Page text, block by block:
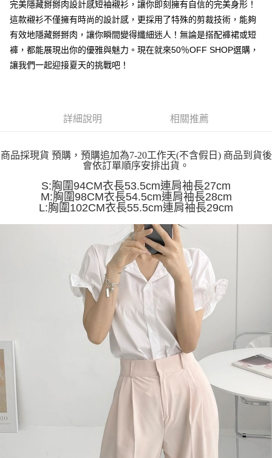
1.本服務由台灣大哥大提供，台灣大哥大用戶可立即使用無須另外申請。
2.付款方式選擇「大哥付你分期」，訂單成立後會自動跳轉到大哥付的交易
流程，驗證手機門號後，選擇欲分期的期數、繳款截止日，確認付款後即完
成交易。
3.實際核准額度、可分期數及費用金額請依後續交易確認頁面所載為準。
4.訂單成立30分鐘內，如未前往確認交易或遇審核未通過，訂單將自動取
【注意事項】
1.本服務係由「台灣大哥大股份有限公司」（以下簡稱本公司）所提供，讓
用戶於交易時，得透過本服務購買商品或服務，並由商店將買賣／分期付款
買賣價金債權讓與本公司後，依約使用本公司帳單繳交帳款。
2.基於同意付款使用「大哥付你分期」之契約關係目的，商店將以您的個人
資料（包含姓名、電話或地址）提供予台灣大哥大進項蒐集、處理及利用，
由本公司與您本人進行分期帳單所需資料之確認、核對及更正。
3.完整用戶服務條款，請詳閱以下連結： https://oppay.tw/userRule
AFTEE先享後付
相關說明
【關於「AFTEE先享後付」】
AFTEE先享後付是「在收到商品之後才付款」的支付方式。 讓您購物簡單
便利好安心！
１．簡單：不需註冊會員、不需綁卡、不需儲值。
１．於結帳方式選擇「AFTEE先享後付」後，將跳轉至「AFTEE先享後付」
３．收到繳費通知簡訊後14天內，點擊此簡訊中的連結，可透過四大超商／
ATM／網路銀行／等多元方式進行付款，方視為交易完成。
購買商品的店家。未經商家同意取消之訂單仍視為有效，需透過AFTEE先享
後付繳納相關費用。
※ 交易是否成功請以「AFTEE先享後付 」之結帳頁面顯示為準，若有關於
https://netprotections.freshdesk.com/support/home
１．透過由恩沛科技股份有限公司提供之「AFTEE先享後付」服務完成之交
易，需依本服務之必要範圍內提供個人資料，並將交易相關給付款項請求債
權轉讓予恩沛科技股份有限公司。
２．關於個人資料處理事宜，請瀏覽以下網址：
https://aftee.tw/terms/#terms3
３．未成年的使用者請事先徵得法定代理人或監護人之同意方可使用
「AFTEE先享後付」，若未經同意申辦者引起之損失，本公司不負相關責
４．使用「AFTEE先享後付」時，將依據個別帳號之用戶狀況，依本公司即
時審查核予不同之上限額度；若仍有額度不足之情形，本公司將視審查結果
請求用戶進行身份認證。
５．嚴禁一人註冊多個帳號或使用他人資訊註冊。若發現惡意使用之情形，
恩沛科技股份有限公司將有權停止該用戶之使用額度並採取法律行動。
運送方式
每筆NT$45，滿NT$499(含以上)免運費
付款 後7-11取貨
每筆NT$45，滿NT$499(含以上)免運費
每筆NT$70，滿NT$499(含以上)免運費
完美隱藏掰掰肉設計感短袖襯衫，讓你即刻擁有自信的完美身形！
這款襯衫不僅擁有時尚的設計感，更採用了特殊的剪裁技術，能夠
有效地隱藏掰掰肉，讓你瞬間變得纖細迷人！無論是搭配褲裙或短
褲，都能展現出你的優雅與魅力。現在就來50％OFF SHOP選購，
讓我們一起迎接夏天的挑戰吧！
詳細說明 相關推薦
商品採現貨 預購，預購追加為7-20工作天(不含假日) 商品到貨後
會依訂單順序安排出貨。
S:胸圍94CM衣長53.5cm連肩袖長27cm
M:胸圍98CM衣長54.5cm連肩袖長28cm
L:胸圍102CM衣長55.5cm連肩袖長29cm